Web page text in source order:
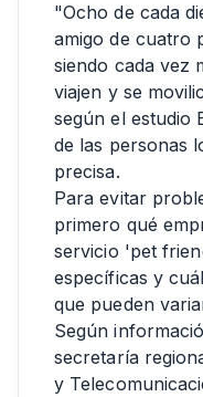
"Ocho de cada
amigo de cuatro
siendo cada vez
viajen y se
según el estudio
de las personas
precisa.
Para evitar
primero qué
servicio 'pet
específicas y
que pueden
Según
secretaría
y